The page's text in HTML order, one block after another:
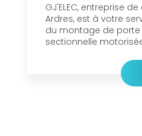
GJ'ELEC, entreprise
Ardres, est à votre
du montage de
sectionnelle